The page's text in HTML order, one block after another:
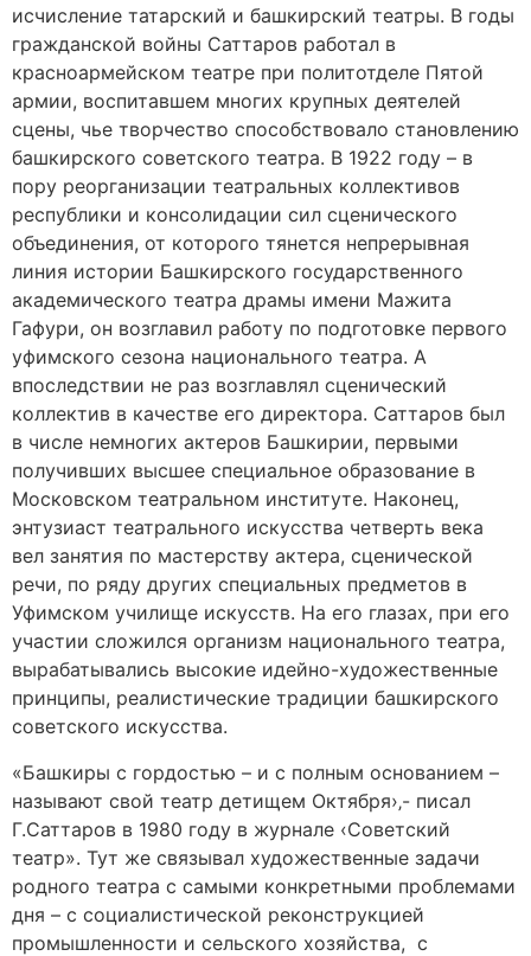
исчисление татарский и башкирский театры. В годы
гражданской войны Саттаров работал в
красноармейском театре при политотделе Пятой
армии, воспитавшем многих крупных деятелей
сцены, чье творчество способствовало становлению
башкирского советского театра. В 1922 году – в
пору реорганизации театральных коллективов
республики и консолидации сил сценического
объединения, от которого тянется непрерывная
линия истории Башкирского государственного
академического театра драмы имени Мажита
Гафури, он возглавил работу по подготовке первого
уфимского сезона национального театра. А
впоследствии не раз возглавлял сценический
коллектив в качестве его директора. Саттаров был
в числе немногих актеров Башкирии, первыми
получивших высшее специальное образование в
Московском театральном институте. Наконец,
энтузиаст театрального искусства четверть века
вел занятия по мастерству актера, сценической
речи, по ряду других специальных предметов в
Уфимском училище искусств. На его глазах, при его
участии сложился организм национального театра,
вырабатывались высокие идейно-художественные
принципы, реалистические традиции башкирского
советского искусства.
«Башкиры с гордостью – и с полным основанием –
называют свой театр детищем Октября›‚- писал
Г.Саттаров в 1980 году в журнале ‹Советский
театр». Тут же связывал художественные задачи
родного театра с самыми конкретными проблемами
дня – с социалистической реконструкцией
промышленности и сельского хозяйства, с